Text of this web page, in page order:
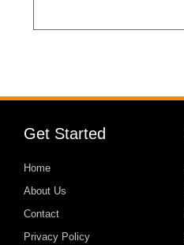
Get Started
Home
About Us
Contact
Privacy Policy